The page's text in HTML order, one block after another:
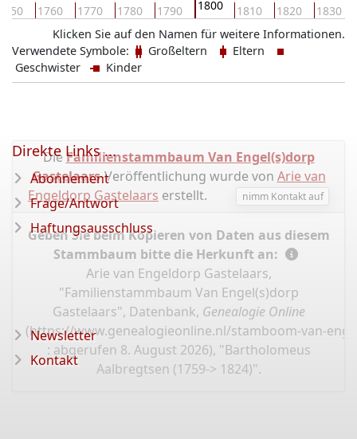
1760 1770 1780 1790 1800 1810 1820 1830
Klicken Sie auf den Namen für weitere Informationen.
Verwendete Symbole:
Großeltern
Eltern
Geschwister
Kinder
Die Familienstammbaum Van Engel(s)dorp
Gastelaars-Veröffentlichung wurde von Arie van
Engeldorp Gastelaars erstellt. nimm Kontakt auf
Geben Sie beim Kopieren von Daten aus diesem
Stammbaum bitte die Herkunft an:
Arie van Engeldorp Gastelaars,
"Familienstammbaum Van Engel(s)dorp
Gastelaars", Datenbank, Genealogie Online
(https://www.genealogieonline.nl/stamboom-van-
: abgerufen 8. August 2026), "Bartholomeus
Aalbregtsen (1759-> 1824)".
Direkte Links ...
Abonnement
Frage/Antwort
Haftungsausschluss
Newsletter
Kontakt